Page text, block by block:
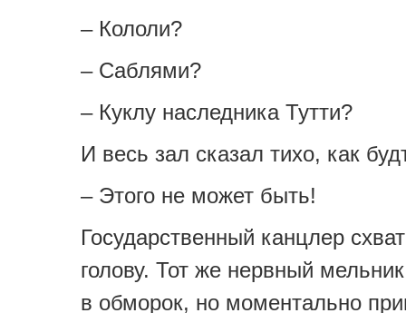
– Кололи?
– Саблями?
– Куклу наследника Тутти?
И весь зал сказал тихо, как
– Этого не может быть!
Государственный канцлер
голову. Тот же нервный
в обморок, но моментально